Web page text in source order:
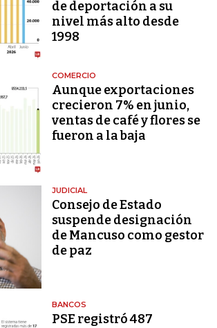
de deportación a su
nivel más alto desde
1998
COMERCIO
Aunque exportaciones
crecieron 7% en junio,
ventas de café y flores se
fueron a la baja
JUDICIAL
Consejo de Estado
suspende designación
de Mancuso como gestor
de paz
BANCOS
PSE registró 487